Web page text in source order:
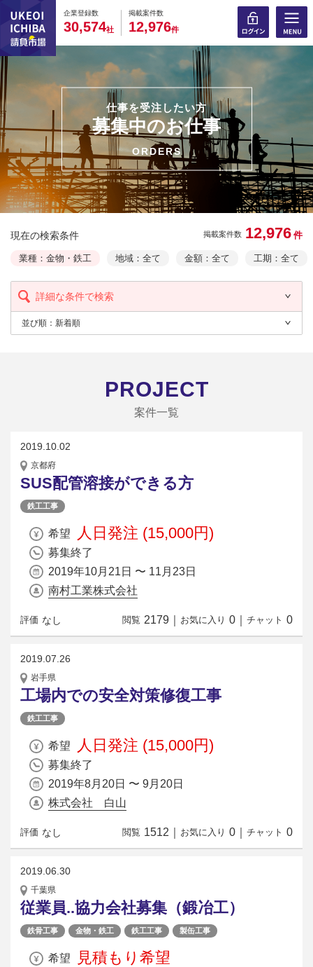
企業登録数
0
3
0
0,
0
5
0
74社
掲載案件数
0
1
0
2,
0
9
0
76件
仕事を受注したい方
募集中のお仕事
ORDERS
現在の検索条件 掲載案件数 12,976 件
業種：金物・鉄工 地域：全て 金額：全て 工期：全て
詳細な条件で検索
並び順： 新着順
PROJECT
案件一覧
2019.10.02
京都府
SUS配管溶接ができる方
鉄工工事
希望 人日発注 (15,000円)
募集終了
2019年10月21日 〜 11月23日
南村工業株式会社
評価 なし 閲覧 2179 お気に入り 0 チャット 0
2019.07.26
岩手県
工場内での安全対策修復工事
鉄工工事
希望 人日発注 (15,000円)
募集終了
2019年8月20日 〜 9月20日
株式会社 白山
評価 なし 閲覧 1512 お気に入り 0 チャット 0
2019.06.30
千葉県
従業員..協力会社募集（鍛冶工）
鉄骨工事 金物・鉄工 鉄工工事 製缶工事
希望 見積もり希望